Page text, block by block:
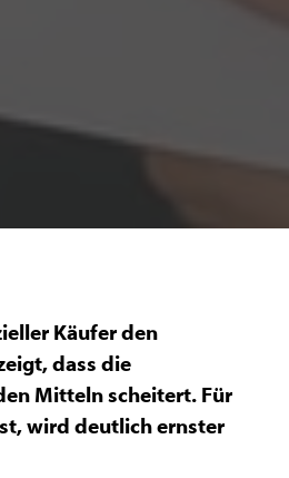
Käufer den
dass die
Mitteln scheitert. Für
wird deutlich ernster